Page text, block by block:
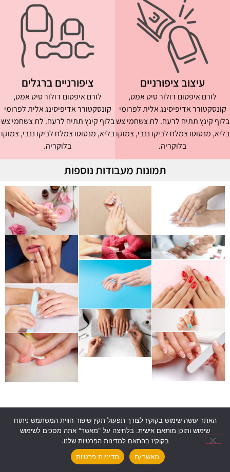
עיצוב ציפורניים
לורם איפסום דולור סיט אמט,
קונסקטורר אדיפיסינג אלית לפרומי
בלוף קינץ תתיח לרעח. לת צשחמי צש
בליא, מנסוטו צמלח לביקו ננבי, צמוקו
בלוקריה.
ציפורניים ברגלים
לורם איפסום דולור סיט אמט,
קונסקטורר אדיפיסינג אלית לפרומי
בלוף קינץ תתיח לרעח. לת צשחמי צש
בליא, מנסוטו צמלח לביקו ננבי, צמוקו
בלוקריה.
תמונות מעבודות נוספות
חייגו עכשיו השאר פרטים
נבנה על ידי - Ⓒ TipWeb
האתר עושה שימוש בקוקיז לצורך תפעול תקין שיפור חווית המשתמש ניתוח
שימוש ותוכן מותאם אישית. בלחיצה על "מאשר" אתה מסכים לשימוש
בקוקיז בהתאם למדינות הפרטיות שלנו.
מאשר/ת
מדיניות פרטיות